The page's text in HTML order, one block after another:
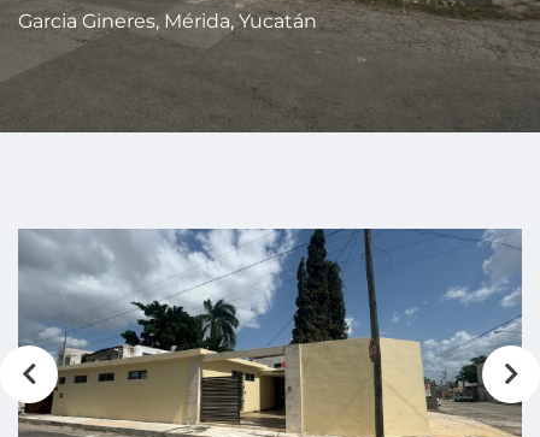
Garcia Gineres, Mérida, Yucatán